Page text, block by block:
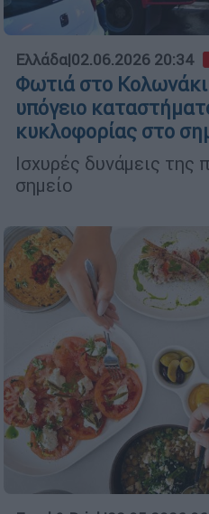
Ελλάδα|02.06.2026 20:34
Φωτιά στο
υπόγειο
κυκλοφορίας στο
Ισχυρές δυνάμεις της
σημείο